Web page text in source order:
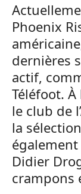
Phoenix
dernières
actif,
Téléfoot.
le club de
la
Didier
crampons